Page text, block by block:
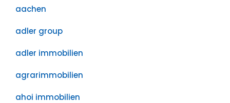
aachen
adler group
adler immobilien
agrarimmobilien
ahoi immobilien